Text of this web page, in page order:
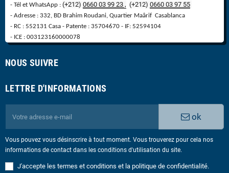
- Tél et WhatsApp : (+212) 0660 03 99 23 , (+212) 0660 03 97 55
- Adresse : 332, BD Brahim Roudani, Quartier Maârif Casablanca
- RC : 552131 Casa - Patente : 35704670 - IF: 52594104
- ICE : 003123160000078
NOUS SUIVRE
LETTRE D'INFORMATIONS
ok
Vous pouvez vous désinscrire à tout moment. Vous trouverez pour cela nos
informations de contact dans les conditions d'utilisation du site.
J'accepte les termes et conditions et la politique de confidentialité.